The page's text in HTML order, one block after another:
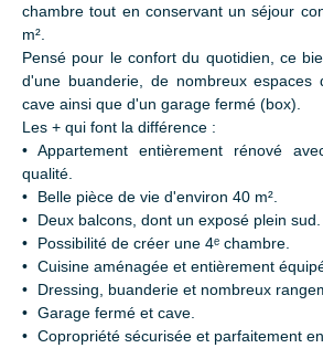
chambre tout en conservant un séjour
m².
Pensé pour le confort du quotidien, ce
d'une buanderie, de nombreux espaces
cave ainsi que d'un garage fermé (box).
Les + qui font la différence :
Appartement entièrement rénové
qualité.
Belle pièce de vie d'environ 40 m².
Deux balcons, dont un exposé plein sud.
Possibilité de créer une 4ᵉ chambre.
Cuisine aménagée et entièrement
Dressing, buanderie et nombreux
Garage fermé et cave.
Copropriété sécurisée et parfaitement